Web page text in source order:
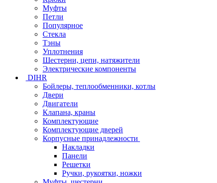
Муфты
Петли
Популярное
Стекла
Тэны
Уплотнения
Шестерни, цепи, натяжители
Электрические компоненты
DIHR
Бойлеры, теплообменники, котлы
Двери
Двигатели
Клапана, краны
Комплектующие
Комплектующие дверей
Корпусные принадлежности
Накладки
Панели
Решетки
Ручки, рукоятки, ножки